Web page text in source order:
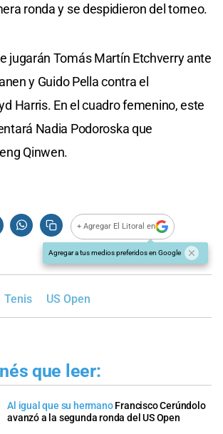
ronda y se despidieron del torneo.
jugarán Tomás Martín Etchverry ante
y Guido Pella contra el
Harris. En el cuadro femenino, este
Nadia Podoroska que
Qinwen.
+ Agregar El Litoral en
Agregar a tus medios preferidos en Google
Tenis US Open
que leer:
Al igual que su hermano Francisco Cerúndolo
avanzó a la segunda ronda del US Open